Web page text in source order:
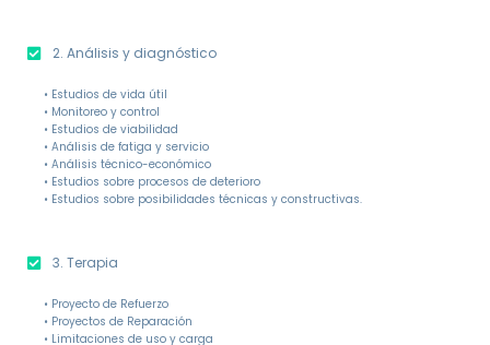
2. Análisis y diagnóstico
• Estudios de vida útil
• Monitoreo y control
• Estudios de viabilidad
• Análisis de fatiga y servicio
• Análisis técnico-económico
• Estudios sobre procesos de deterioro
• Estudios sobre posibilidades técnicas y constructivas.
3. Terapia
• Proyecto de Refuerzo
• Proyectos de Reparación
• Limitaciones de uso y carga